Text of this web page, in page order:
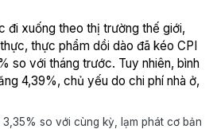
đi xuống theo thị trường thế giới,
thực phẩm dồi dào đã kéo CPI
so với tháng trước. Tuy nhiên, bình
4,39%, chủ yếu do chi phí nhà ở,
so với cùng kỳ, lạm phát cơ bản